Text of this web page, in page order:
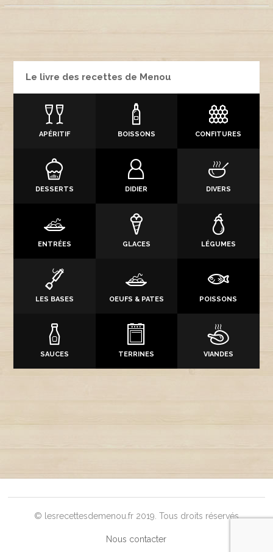
Le livre des recettes de Menou
APÉRITIF BOISSONS CONFITURES
DESSERTS DIDIER DIVERS
ENTRÉES GLACES LÉGUMES
LES BASES OEUFS & PATES POISSONS
SAUCES TERRINES VIANDES
© lesrecettesdemenou.fr 2019. Tous droits réservés
Nous contacter